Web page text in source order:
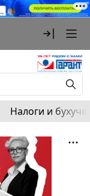
Налоги и